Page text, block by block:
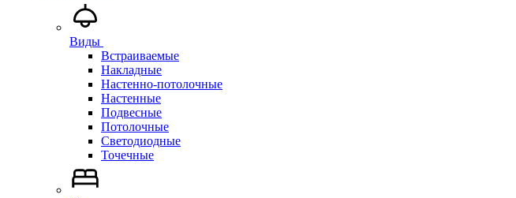
Виды
Встраиваемые
Накладные
Настенно-потолочные
Настенные
Подвесные
Потолочные
Светодиодные
Точечные